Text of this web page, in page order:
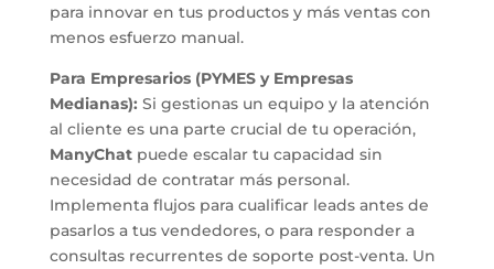
para innovar en tus productos y más ventas con
menos esfuerzo manual.
Para Empresarios (PYMES y Empresas
Medianas): Si gestionas un equipo y la atención
al cliente es una parte crucial de tu operación,
ManyChatpuede escalar tu capacidad sin
necesidad de contratar más personal.
Implementa flujos para cualificar leads antes de
pasarlos a tus vendedores, o para responder a
consultas recurrentes de soporte post-venta. Un